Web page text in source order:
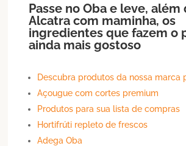
Passe no Oba e leve, além
Alcatra com maminha, os
ingredientes que fazem o
ainda mais gostoso
Descubra produtos da nossa marca
Açougue com cortes premium
Produtos para sua lista de compras
Hortifrúti repleto de frescos
Adega Oba